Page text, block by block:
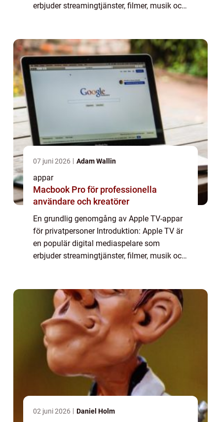
erbjuder streamingtjänster, filmer, musik och
07 juni 2026 Adam Wallin
appar
Macbook Pro för professionella
användare och kreatörer
En grundlig genomgång av Apple TV-appar
för privatpersoner Introduktion: Apple TV är
en populär digital mediaspelare som
erbjuder streamingtjänster, filmer, musik och
02 juni 2026 Daniel Holm